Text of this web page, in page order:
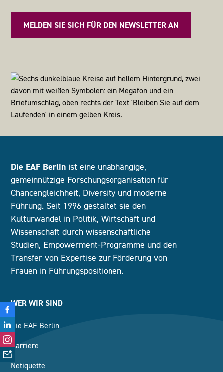
MELDEN SIE SICH FÜR DEN NEWSLETTER AN
Die EAF Berlin ist eine unabhängige,
gemeinnützige Forschungsorganisation für
Chancengleichheit, Diversity und moderne
Führung. Seit 1996 gestaltet sie den
Kulturwandel in Politik, Wirtschaft und
Wissenschaft durch wissenschaftliche
Studien, Empowerment-Programme und den
Transfer von Expertise zur Förderung von
Frauen in Führungspositionen.
WER WIR SIND
Die EAF Berlin
Karriere
Netiquette